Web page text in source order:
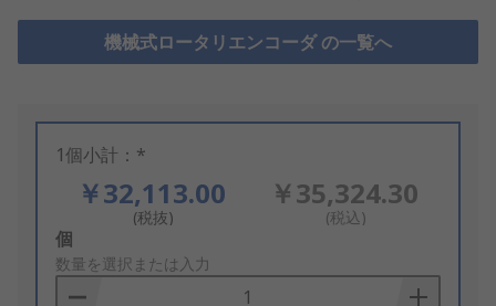
機械式ロータリエンコーダ の一覧へ
1個小計：*
￥32,113.00
(税抜)
￥35,324.30
(税込)
Add
to
Basket
個
数量を選択または入力